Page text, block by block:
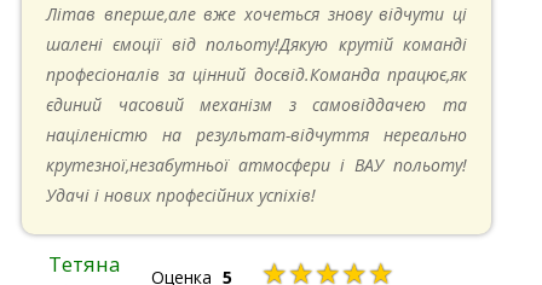
Літав вперше,але вже хочеться знову відчути ці
шалені ємоції від польоту!Дякую крутій команді
професіоналів за цінний досвід.Команда працює,як
єдиний часовий механізм з самовіддачею та
націленістю на результат-відчуття нереально
крутезної,незабутньої атмосфери і ВАУ польоту!
Удачі і нових професійних успіхів!
Тетяна Оценка 5 ★★★★★